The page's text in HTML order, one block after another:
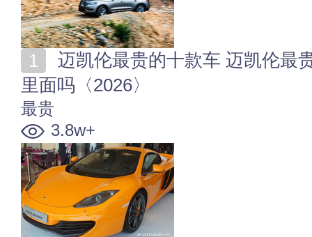
里面吗〈2026〉
最贵
3.8w+